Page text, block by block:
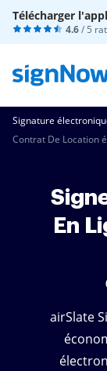
Télécharger
4.6/ 5
Signature
Contrat De Location
En
airSlate